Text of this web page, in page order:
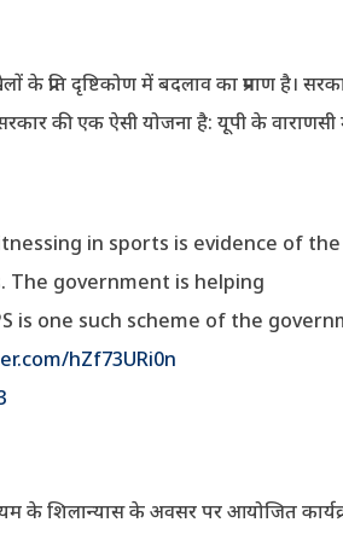
प्रति दृष्टिकोण में बदलाव का प्रमाण है।
की एक ऐसी योजना है: यूपी के वाराणसी
in sports is evidence of the
The government is helping
is one such scheme of the
hZf73URi0n
के शिलान्यास के अवसर पर आयोजित